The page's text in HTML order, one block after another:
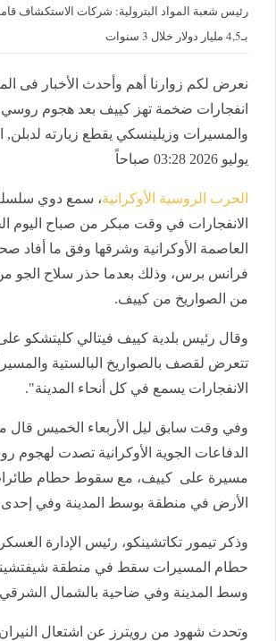
رئيس شعبة المواد البترولية: شركات الاستكشاف
بـ4,5 مليار دولار خلال 3 سنوات
نعرض لكم زوارنا أهم وأحدث الأخبار فى
انفجارات ضخمة تهز كييف بعد هجوم روسي
يوليو 2026 03:28 صباحاً
الحرب الروسية الأوكرانية، سمع دوي
الانفجارات في وقت مبكر من صباح
العاصمة الأوكرانية وشرقها وفق ما أفاد
فرانس برس، وذلك بعدما حذر سلاح الجو من
من الصواريخ من كييف.
وقال رئيس بلدية كييف فيتالي كليتشكو
تتعرض لقصف بالصواريخ البالستية
الانفجارات يسمع في كل أنحاء المدينة".
وفي وقت سابق ليل الأربعاء الخميس قال
الدفاعات الجوية الأوكرانية تصدت لهجوم
مسيرة على كييف، مع سقوط حطام
الأرض في منطقة بوسط المدينة وفي
وذكر تيمور تكاتشينكو، رئيس الإدارة
حطام المسيرات سقط في منطقة
وسط المدينة وفي ضاحية بالشمال
وتحدث شهود من رويترز عن اشتعال